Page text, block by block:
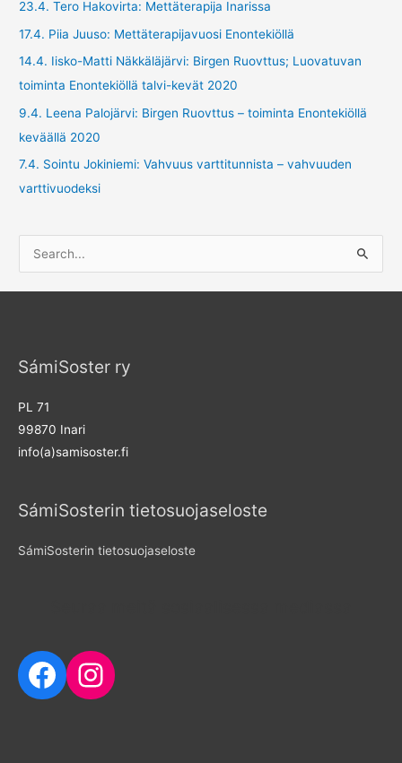
23.4. Tero Hakovirta: Mettäterapija Inarissa
17.4. Piia Juuso: Mettäterapijavuosi Enontekiöllä
14.4. Iisko-Matti Näkkäläjärvi: Birgen Ruovttus; Luovatuvan
toiminta Enontekiöllä talvi-kevät 2020
9.4. Leena Palojärvi: Birgen Ruovttus – toiminta Enontekiöllä
keväällä 2020
7.4. Sointu Jokiniemi: Vahvuus varttitunnista – vahvuuden
varttivuodeksi
e
a
h
o
SámiSoster ry
PL 71
99870 Inari
info(a)samisoster.fi
SámiSosterin tietosuojaseloste
SámiSosterin tietosuojaseloste
Facebook
Instagram